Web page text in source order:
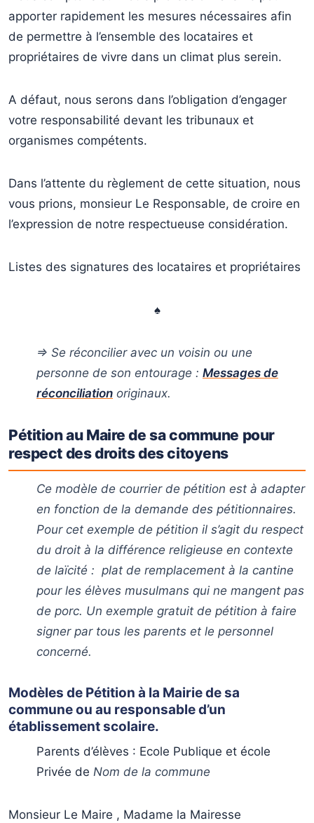
apporter rapidement les mesures nécessaires afin
de permettre à l’ensemble des locataires et
propriétaires de vivre dans un climat plus serein.
A défaut, nous serons dans l’obligation d’engager
votre responsabilité devant les tribunaux et
organismes compétents.
Dans l’attente du règlement de cette situation, nous
vous prions, monsieur Le Responsable, de croire en
l’expression de notre respectueuse considération.
Listes des signatures des locataires et propriétaires
♠
⇒ Se réconcilier avec un voisin ou une
personne de son entourage : Messages de
réconciliation originaux.
Pétition au Maire de sa commune pour
respect des droits des citoyens
Ce modèle de courrier de pétition est à adapter
en fonction de la demande des pétitionnaires.
Pour cet exemple de pétition il s’agit du respect
du droit à la différence religieuse en contexte
de laïcité : plat de remplacement à la cantine
pour les élèves musulmans qui ne mangent pas
de porc. Un exemple gratuit de pétition à faire
signer par tous les parents et le personnel
concerné.
Modèles de Pétition à la Mairie de sa
commune ou au responsable d’un
établissement scolaire.
Parents d’élèves : Ecole Publique et école
Privée de Nom de la commune
Monsieur Le Maire , Madame la Mairesse